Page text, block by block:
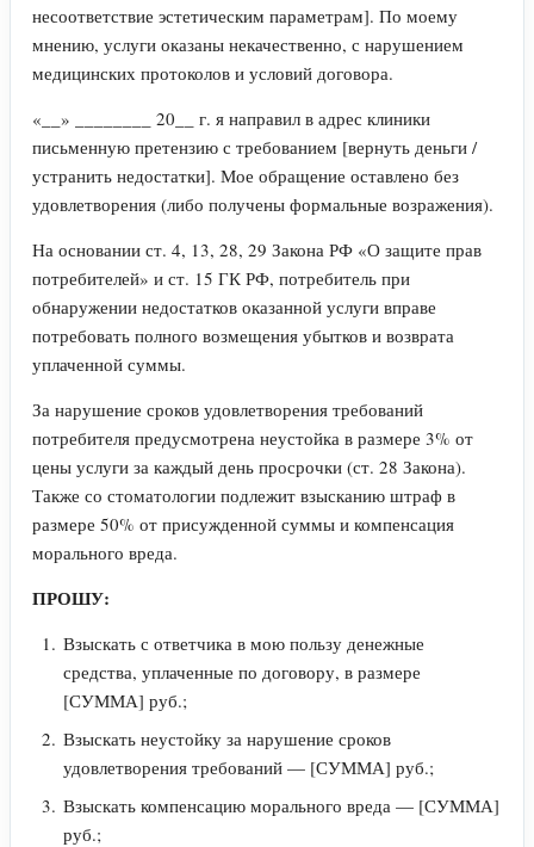
несоответствие эстетическим параметрам]. По моему
мнению, услуги оказаны некачественно, с нарушением
медицинских протоколов и условий договора.
«__» ________ 20__ г. я направил в адрес клиники
письменную претензию с требованием [вернуть деньги /
устранить недостатки]. Мое обращение оставлено без
удовлетворения (либо получены формальные возражения).
На основании ст. 4, 13, 28, 29 Закона РФ «О защите прав
потребителей» и ст. 15 ГК РФ, потребитель при
обнаружении недостатков оказанной услуги вправе
потребовать полного возмещения убытков и возврата
уплаченной суммы.
За нарушение сроков удовлетворения требований
потребителя предусмотрена неустойка в размере 3% от
цены услуги за каждый день просрочки (ст. 28 Закона).
Также со стоматологии подлежит взысканию штраф в
размере 50% от присужденной суммы и компенсация
морального вреда.
ПРОШУ:
Взыскать с ответчика в мою пользу денежные
средства, уплаченные по договору, в размере
[СУММА] руб.;
Взыскать неустойку за нарушение сроков
удовлетворения требований — [СУММА] руб.;
Взыскать компенсацию морального вреда — [СУММА]
руб.;